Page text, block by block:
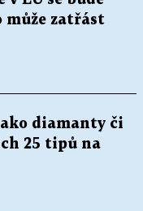
zatřást
diamanty či
25 tipů na